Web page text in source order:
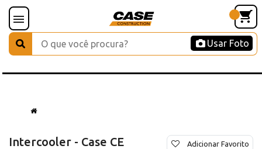
Usar Foto
Intercooler - Case CE Adicionar Favorito